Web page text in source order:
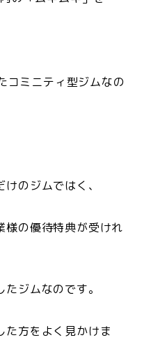
コミニティ型ジムなの
のジムではく、
様の優待特典が受けれ
ジムなのです。
た方をよく見かけま